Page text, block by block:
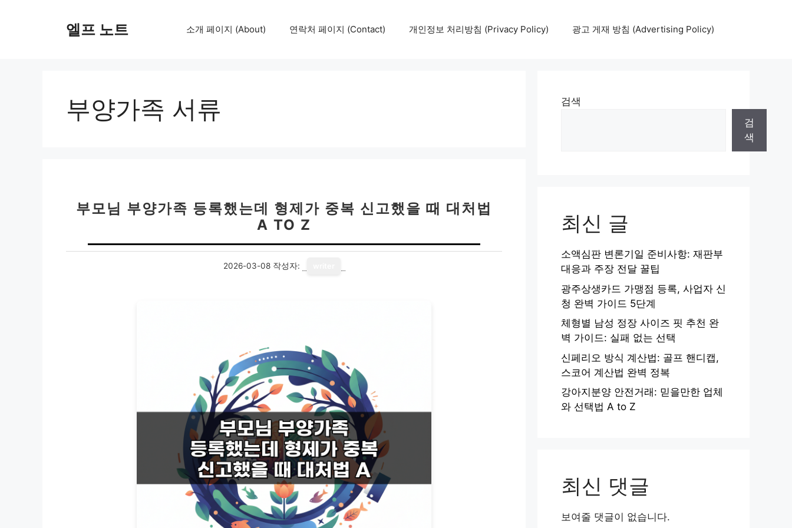
엘프 노트 소개 페이지 (About) 연락처 페이지 (Contact) 개인정보 처리방침 (Privacy Policy) 광고 게재 방침 (Advertising Policy)
부양가족 서류
부모님 부양가족 등록했는데 형제가 중복 신고했을 때 대처법
A TO Z
2026-03-08 작성자:
검색
검
색
최신 글
소액심판 변론기일 준비사항: 재판부
대응과 주장 전달 꿀팁
광주상생카드 가맹점 등록, 사업자 신
청 완벽 가이드 5단계
체형별 남성 정장 사이즈 핏 추천 완
벽 가이드: 실패 없는 선택
신페리오 방식 계산법: 골프 핸디캡,
스코어 계산법 완벽 정복
강아지분양 안전거래: 믿을만한 업체
와 선택법 A to Z
최신 댓글
보여줄 댓글이 없습니다.